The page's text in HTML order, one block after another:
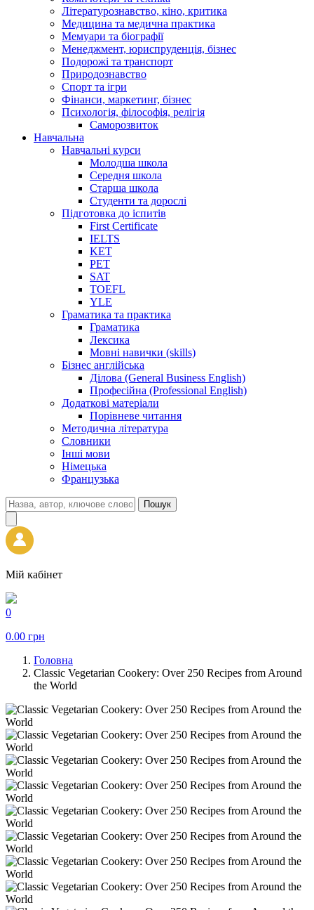
Літературознавство, кіно, критика
Медицина та медична практика
Мемуари та біографії
Менеджмент, юриспруденція, бізнес
Подорожі та транспорт
Природознавство
Спорт та ігри
Фінанси, маркетинг, бізнес
Психологія, філософія, релігія
Саморозвиток
Навчальна
Навчальні курси
Молодша школа
Середня школа
Старша школа
Студенти та дорослі
Підготовка до іспитів
First Certificate
IELTS
KET
PET
SAT
TOEFL
YLE
Граматика та практика
Граматика
Лексика
Мовні навички (skills)
Бізнес англійська
Ділова (General Business English)
Професійна (Professional English)
Додаткові матеріали
Порівневе читання
Методична література
Словники
Інші мови
Німецька
Французька
Пошук
Мій кабінет
0
0.00 грн
Головна
Classic Vegetarian Cookery: Over 250 Recipes from Around
the World